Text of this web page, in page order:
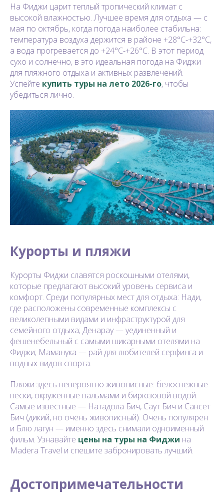
На Фиджи царит теплый тропический климат с
высокой влажностью. Лучшее время для отдыха — с
мая по октябрь, когда погода наиболее стабильна:
температура воздуха держится в районе +28°C-+32°C,
а вода прогревается до +24°C-+26°C. В этот период
сухо и солнечно, в это идеальная погода на Фиджи
для пляжного отдыха и активных развлечений.
Успейте купить туры на лето 2026-го, чтобы
убедиться лично.
Курорты и пляжи
Курорты Фиджи славятся роскошными отелями,
которые предлагают высокий уровень сервиса и
комфорт. Среди популярных мест для отдыха: Нади,
где расположены современные комплексы с
великолепными видами и инфраструктурой для
семейного отдыха; Денарау — уединенный и
фешенебельный с самыми шикарными отелями на
Фиджи; Маманука — рай для любителей серфинга и
водных видов спорта.
Пляжи здесь невероятно живописные: белоснежные
пески, окруженные пальмами и бирюзовой водой.
Самые известные — Натадола Бич, Саут Бич и Сансет
Бич (дикий, но очень живописный). Очень популярен
и Блю лагун — именно здесь снимали одноименный
фильм. Узнавайте цены на туры на Фиджи на
Madera Travel и спешите забронировать лучший.
Достопримечательности